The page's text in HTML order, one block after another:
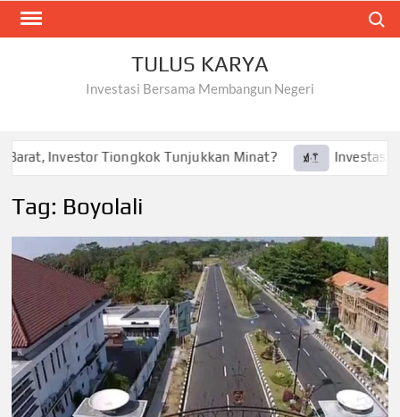
Skip
TULUS KARYA
Investasi Bersama Membangun Negeri
Investor Tiongkok Tunjukkan Minat? Investasi
Tag: Boyolali